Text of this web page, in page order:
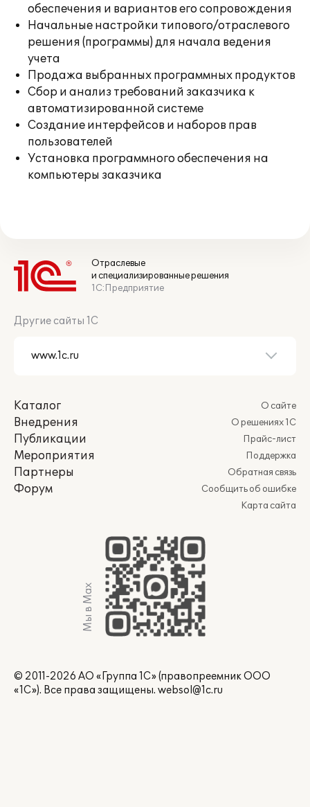
обеспечения и вариантов его сопровождения
Начальные настройки типового/отраслевого
решения (программы) для начала ведения
учета
Продажа выбранных программных продуктов
Сбор и анализ требований заказчика к
автоматизированной системе
Создание интерфейсов и наборов прав
пользователей
Установка программного обеспечения на
компьютеры заказчика
Отраслевые
и специализированные решения
1С:Предприятие
Другие сайты 1С
Каталог
Внедрения
Публикации
Мероприятия
Партнеры
Форум
О сайте
О решениях 1С
Прайс-лист
Поддержка
Обратная связь
Сообщить об ошибке
Карта сайта
Мы в Max
© 2011-2026 АО «Группа 1С» (правопреемник ООО
«1С»). Все права защищены. websol@1c.ru